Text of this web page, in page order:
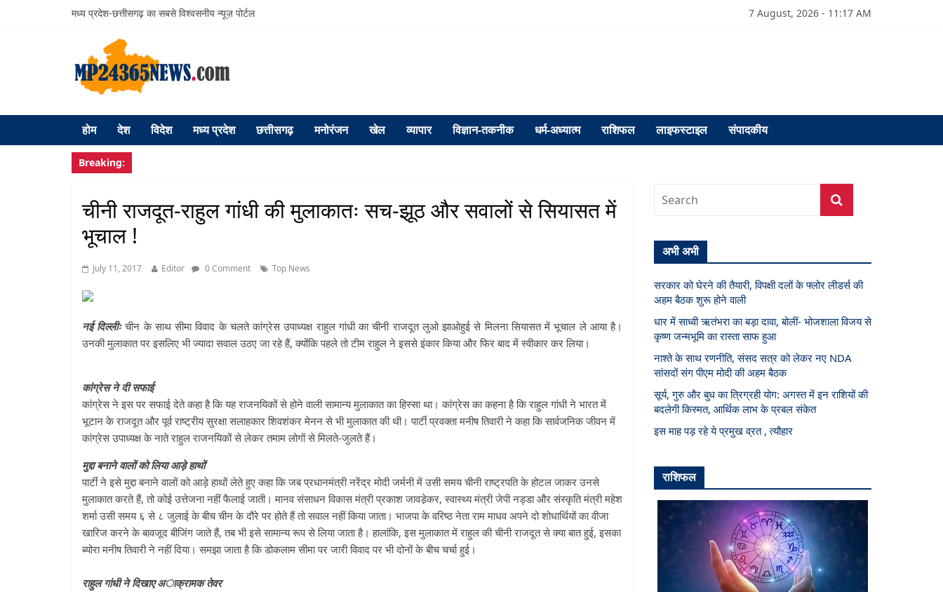
मध्य प्रदेश-छत्तीसगढ़ का सबसे विश्वसनीय न्यूज़ पोर्टल 7 August, 2026 - 11:17 AM
होम देश विदेश मध्य प्रदेश छत्तीसगढ़ मनोरंजन खेल व्यापार विज्ञान-तकनीक धर्म-अध्यात्म राशिफल लाइफस्टाइल संपादकीय
Breaking:
चीनी राजदूत-राहुल गांधी की मुलाकातः सच-झूठ और सवालों से सियासत में
भूचाल !
July 11, 2017 Editor 0 Comment Top News
नई दिल्लीःचीन के साथ सीमा विवाद के चलते कांग्रेस उपाध्यक्ष राहुल गांधी का चीनी राजदूत लुओ झाओहुई से मिलना सियासत में भूचाल ले आया है।
उनकी मुलाकात पर इसलिए भी ज्यादा सवाल उठए जा रहे हैं, क्योंकि पहले तो टीम राहुल ने इससे इंकार किया और फिर बाद में स्वीकार कर लिया।
कांग्रेस ने दी सफाई
कांग्रेस ने इस पर सफाई देते कहा है कि यह राजनयिकों से होने वाली सामान्य मुलाकात का हिस्सा था। कांग्रेस का कहना है कि राहुल गांधी ने भारत में
भूटान के राजदूत और पूर्व राष्ट्रीय सुरक्षा सलाहकार शिवशंकर मेनन से भी मुलाकात की थी। पार्टी प्रवक्ता मनीष तिवारी ने कहा कि सार्वजनिक जीवन में
कांग्रेस उपाध्यक्ष के नाते राहुल राजनयिकों से लेकर तमाम लोगों से मिलते-जुलते हैं।
मुद्दा बनाने वालों को लिया आड़े हाथों
पार्टी ने इसे मुद्दा बनाने वालों को आड़े हाथों लेते हुए कहा कि जब प्रधानमंत्री नरेंद्र मोदी जर्मनी में उसी समय चीनी राष्ट्रपति के होटल जाकर उनसे
मुलाकात करते हैं, तो कोई उत्तेजना नहीं फैलाई जाती। मानव संसाधन विकास मंत्री प्रकाश जावडे़कर, स्वास्थ्य मंत्री जेपी नड्डा और संस्कृति मंत्री महेश
शर्मा उसी समय ६ से ८ जुलाई के बीच चीन के दौरे पर होते हैं तो सवाल नहीं किया जाता। भाजपा के वरिष्ठ नेता राम माधव अपने दो शोधार्थियों का वीजा
खारिज करने के बावजूद बीजिंग जाते हैं, तब भी इसे सामान्य रूप से लिया जाता है। हालांकि, इस मुलाकात में राहुल की चीनी राजदूत से क्या बात हुई, इसका
ब्योरा मनीष तिवारी ने नहीं दिया। समझा जाता है कि डोकलाम सीमा पर जारी विवाद पर भी दोनों के बीच चर्चा हुई।
राहुल गांधी ने दिखाए अाक्रामक तेवर
अभी अभी
सरकार को घेरने की तैयारी, विपक्षी दलों के फ्लोर लीडर्स की
अहम बैठक शुरू होने वाली
धार में साध्वी ऋतंभरा का बड़ा दावा, बोलीं- भोजशाला विजय से
कृष्ण जन्मभूमि का रास्ता साफ हुआ
नाश्ते के साथ रणनीति, संसद सत्र को लेकर नए NDA
सांसदों संग पीएम मोदी की अहम बैठक
सूर्य, गुरु और बुध का त्रिग्रही योग: अगस्त में इन राशियों की
बदलेगी किस्मत, आर्थिक लाभ के प्रबल संकेत
इस माह पड़ रहे ये प्रमुख व्रत , त्यौहार
राशिफल